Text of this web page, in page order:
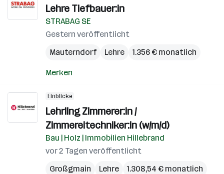
Lehre Tiefbauer:in
STRABAG SE
Gestern veröffentlicht
Mauterndorf
Lehre 1.356 € monatlich
Merken
Einblicke
Lehrling Zimmerer:in /
Zimmereitechniker:in (w/m/d)
Bau | Holz | Immobilien Hillebrand
vor 2 Tagen veröffentlicht
Großgmain
Lehre 1.308,54 € monatlich